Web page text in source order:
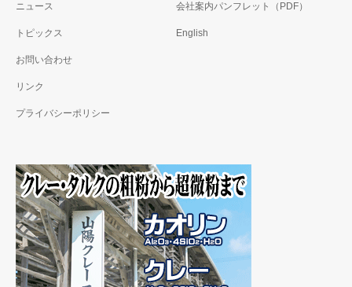
ニュース
トピックス
お問い合わせ
リンク
プライバシーポリシー
会社案内パンフレット（PDF）
English